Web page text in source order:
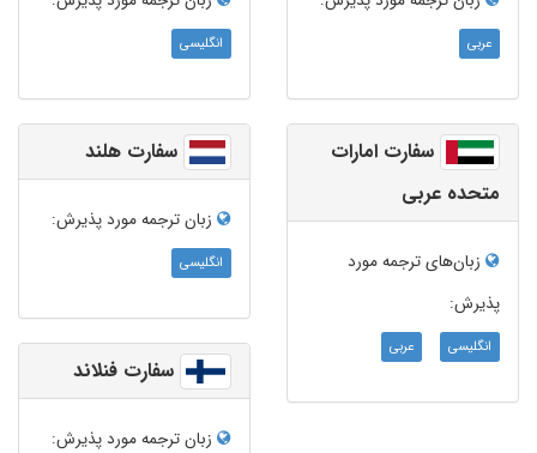
عربی انگلیسی
سفارت امارات
متحده عربی
زبان‌های ترجمه مورد
پذیرش:
انگلیسی عربی
سفارت هلند
زبان ترجمه‌ مورد پذیرش:
انگلیسی
سفارت فنلاند
زبان ترجمه‌ مورد پذیرش: